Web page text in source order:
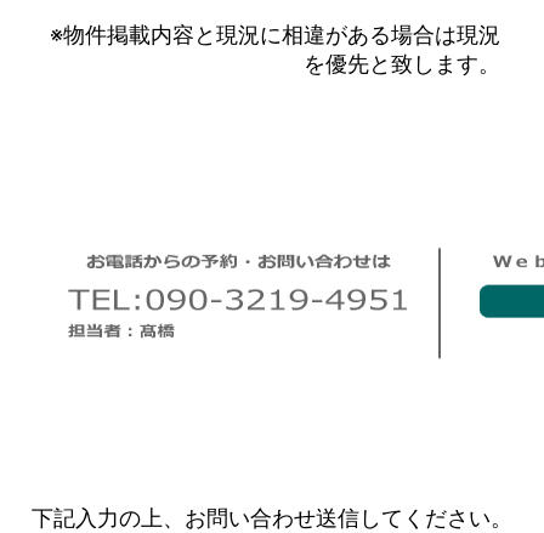
※物件掲載内容と現況に相違がある場合は現況
を優先と致します。
下記入力の上、お問い合わせ送信してください。